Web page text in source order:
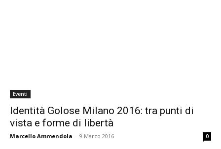
Eventi
Identità Golose Milano 2016: tra punti di
vista e forme di libertà
Marcello Ammendola - 9 Marzo 2016 0